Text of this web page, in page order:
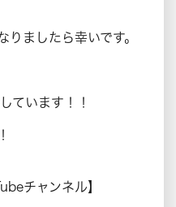
りましたら幸いです。
ています！！
チャンネル】